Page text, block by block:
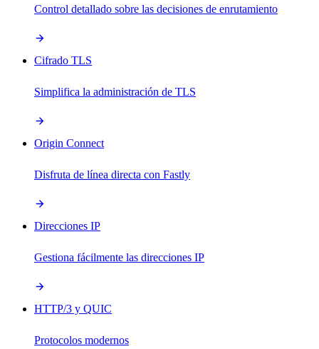
Control detallado sobre las decisiones de enrutamiento
Cifrado TLS
Simplifica la administración de TLS
Origin Connect
Disfruta de línea directa con Fastly
Direcciones IP
Gestiona fácilmente las direcciones IP
HTTP/3 y QUIC
Protocolos modernos